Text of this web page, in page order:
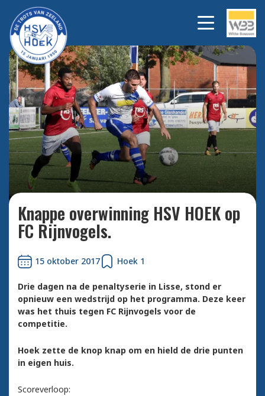
Man of the match Fabian
Wilson.
Bekijk alle
foto's
Knappe overwinning HSV HOEK op
FC Rijnvogels.
15 oktober 2017 Hoek 1
Drie dagen na de penaltyserie in Lisse, stond er
opnieuw een wedstrijd op het programma. Deze keer
was het thuis tegen FC Rijnvogels voor de
competitie.
Hoek zette de knop knap om en hield de drie punten
in eigen huis.
Scoreverloop: